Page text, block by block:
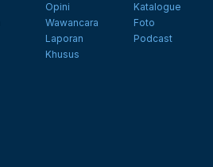
Opini
Wawancara
Laporan
Khusus
Katalogue
Foto
Podcast